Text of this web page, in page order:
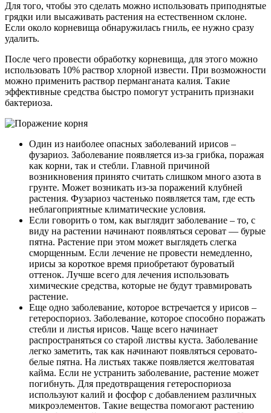
Для того, чтобы это сделать можно использовать приподнятые
грядки или высаживать растения на естественном склоне.
Если около корневища обнаружилась гниль, ее нужно сразу
удалить.
После чего провести обработку корневища, для этого можно
использовать 10% раствор хлорной извести. При возможности
можно применить раствор перманганата калия. Такие
эффективные средства быстро помогут устранить признаки
бактериоза.
Один из наиболее опасных заболеваний ирисов –
фузариоз. Заболевание появляется из-за грибка, поражая
как корни, так и стебли. Главной причиной
возникновения принято считать слишком много азота в
грунте. Может возникать из-за поражений клубней
растения. Фузариоз частенько появляется там, где есть
неблагоприятные климатические условия.
Если говорить о том, как выглядит заболевание – то, с
виду на растении начинают появляться сероват — бурые
пятна. Растение при этом может выглядеть слегка
сморщенным. Если лечение не провести немедленно,
ирисы за короткое время приобретают буроватый
оттенок. Лучше всего для лечения использовать
химические средства, которые не будут травмировать
растение.
Еще одно заболевание, которое встречается у ирисов –
гетероспориоз. Заболевание, которое способно поражать
стебли и листья ирисов. Чаще всего начинает
распространяться со старой листвы куста. Заболевание
легко заметить, так как начинают появляться серовато-
белые пятна. На листьях также появляется желтоватая
кайма. Если не устранить заболевание, растение может
погибнуть. Для предотвращения гетероспориоза
используют калий и фосфор с добавлением различных
микроэлементов. Такие вещества помогают растению